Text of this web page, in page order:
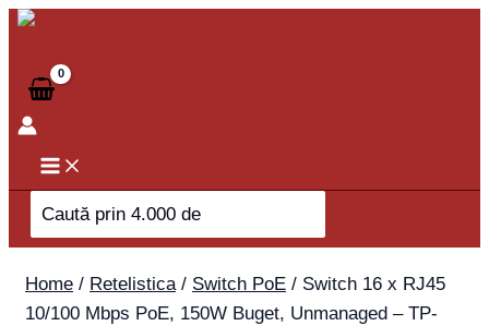
Skip
content
Search
for:
Home / Retelistica/ Switch PoE / Switch 16 x RJ45
10/100 Mbps PoE, 150W Buget, Unmanaged – TP-
Switch
RJ45
10/100
Mbps
PoE,
150W
Buget,
Unmanaged
-